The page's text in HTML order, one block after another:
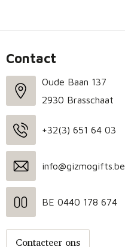
Contact
Oude Baan 137
2930 Brasschaat
+32(3) 651 64 03
info@gizmogifts.be
BE 0440 178 674
Contacteer ons